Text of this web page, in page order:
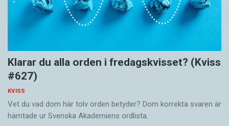
Klarar du alla orden i fredagskvisset? (Kviss
#627)
KVISS
Vet du vad dom här tolv orden betyder? Dom korrekta svaren är
hämtade ur Svenska Akademiens ordlista.